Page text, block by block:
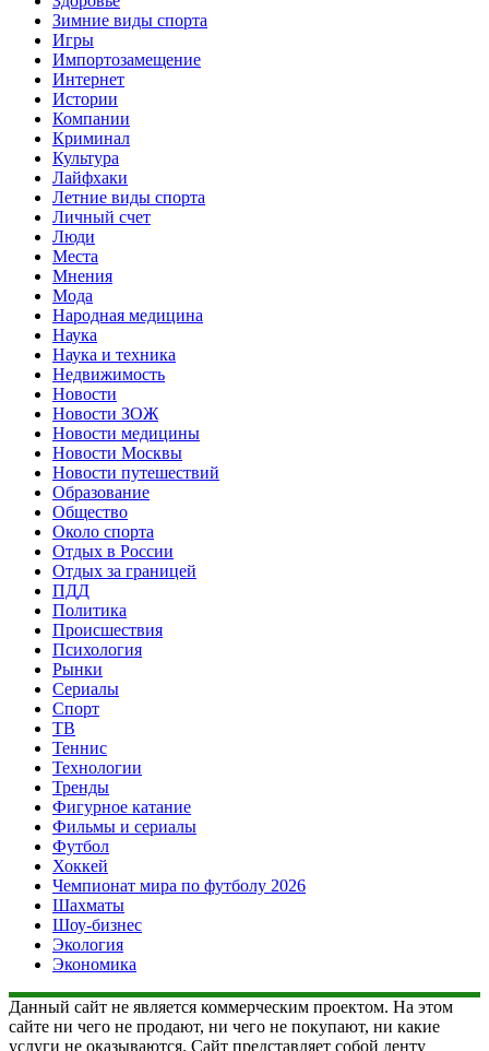
Зимние виды спорта
Игры
Импортозамещение
Интернет
Истории
Компании
Криминал
Культура
Лайфхаки
Летние виды спорта
Личный счет
Люди
Места
Мнения
Мода
Народная медицина
Наука
Наука и техника
Недвижимость
Новости
Новости ЗОЖ
Новости медицины
Новости Москвы
Новости путешествий
Образование
Общество
Около спорта
Отдых в России
Отдых за границей
ПДД
Политика
Происшествия
Психология
Рынки
Сериалы
Спорт
ТВ
Теннис
Технологии
Тренды
Фигурное катание
Фильмы и сериалы
Футбол
Хоккей
Чемпионат мира по футболу 2026
Шахматы
Шоу-бизнес
Экология
Экономика
Данный сайт не является коммерческим проектом. На этом
сайте ни чего не продают, ни чего не покупают, ни какие
услуги не оказываются. Сайт представляет собой ленту